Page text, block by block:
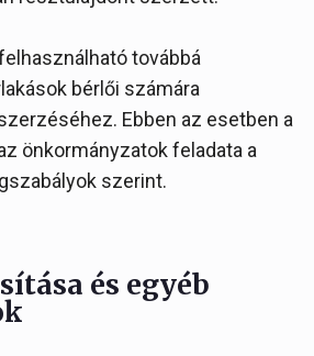
továbbá
bérlői számára
Ebben az esetben a
önkormányzatok feladata a
szerint.
és egyéb